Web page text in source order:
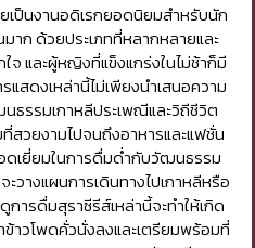
เป็นงานอดิเรกยอดนิยมสำหรับนัก
าก ด้วยประเภทที่หลากหลายและ
จ และผู้หญิงที่แข็งแกร่งในไม่ช้าก็มี
สดงเหล่านี้ไม่เพียงนำเสนอความ
ธรรมเกาหลีประเพณีและวิถีชีวิต
วยงามไปจนถึงอาหารและแฟชั่น
ดเยี่ยมในการดื่มด่ำกับวัฒนธรรม
วางแผนการเดินทางไปเกาหลีหรือ
ารดื่มสุราซีรีส์เหล่านี้จะทำให้เกิด
าวโพดคั่วนั่งลงและเตรียมพร้อมที่